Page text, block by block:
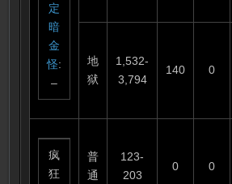
定
暗
金
怪:
–
地
狱
1,532-
3,794
140 0
疯
狂
普
通
123-
203
0 0